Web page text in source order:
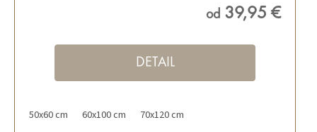
od 39,95 €
DETAIL
50x60 cm 60x100 cm 70x120 cm